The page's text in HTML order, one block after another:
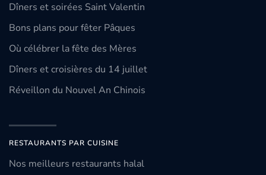
Dîners et soirées Saint Valentin
Bons plans pour fêter Pâques
Où célébrer la fête des Mères
Dîners et croisières du 14 juillet
Réveillon du Nouvel An Chinois
RESTAURANTS PAR CUISINE
Nos meilleurs restaurants halal